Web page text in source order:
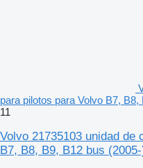
para pilotos para Volvo B7,
11
Volvo 21735103 unidad de
B7, B8, B9, B12 bus